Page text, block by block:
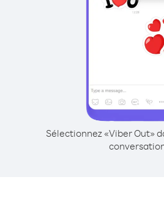
Sélectionnez «Viber Out»